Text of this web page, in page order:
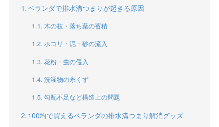
ベランダで排水溝つまりが起きる原因
木の枝・落ち葉の蓄積
ホコリ・泥・砂の流入
花粉・虫の侵入
洗濯物の糸くず
勾配不足など構造上の問題
100均で買えるベランダの排水溝つまり解消グッズ